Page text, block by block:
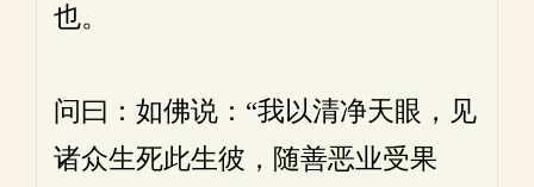
也。
问曰：如佛说：“我以清净天眼，见
诸众生死此生彼，随善恶业受果